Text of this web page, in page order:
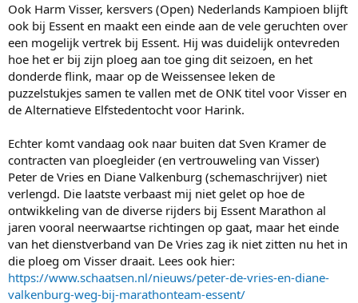
Ook Harm Visser, kersvers (Open) Nederlands Kampioen blijft
ook bij Essent en maakt een einde aan de vele geruchten over
een mogelijk vertrek bij Essent. Hij was duidelijk ontevreden
hoe het er bij zijn ploeg aan toe ging dit seizoen, en het
donderde flink, maar op de Weissensee leken de
puzzelstukjes samen te vallen met de ONK titel voor Visser en
de Alternatieve Elfstedentocht voor Harink.
Echter komt vandaag ook naar buiten dat Sven Kramer de
contracten van ploegleider (en vertrouweling van Visser)
Peter de Vries en Diane Valkenburg (schemaschrijver) niet
verlengd. Die laatste verbaast mij niet gelet op hoe de
ontwikkeling van de diverse rijders bij Essent Marathon al
jaren vooral neerwaartse richtingen op gaat, maar het einde
van het dienstverband van De Vries zag ik niet zitten nu het in
die ploeg om Visser draait. Lees ook hier:
https://www.schaatsen.nl/nieuws/peter-de-vries-en-diane-
valkenburg-weg-bij-marathonteam-essent/